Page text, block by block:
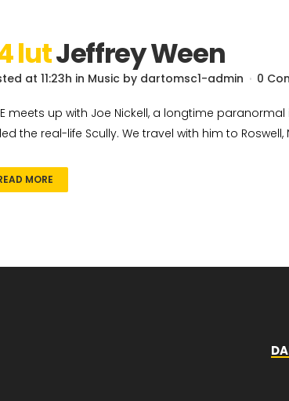
lutJeffrey Ween
at 11:23h in Music by dartomsc1-admin 0
meets up with Joe Nickell, a longtime
the real-life Scully. We travel with him to Roswell,
MORE